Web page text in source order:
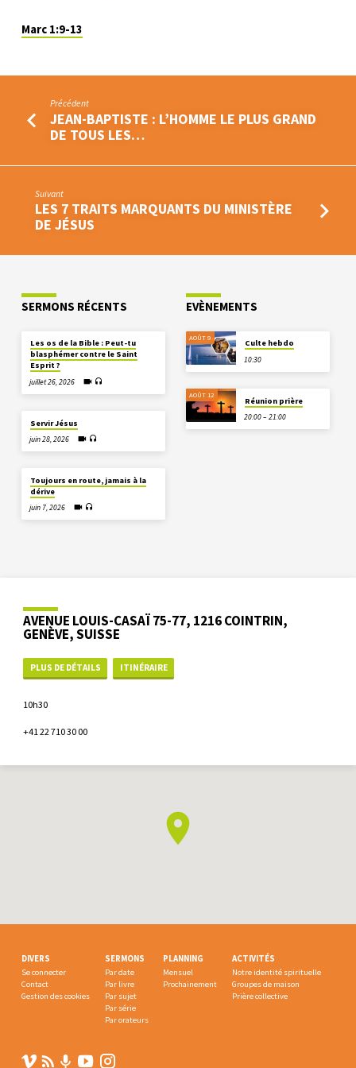
Marc 1:9-13
Précédent
JEAN-BAPTISTE : L’HOMME LE PLUS GRAND
DE TOUS LES…
Suivant
LES 7 TRAITS MARQUANTS DU MINISTÈRE
DE JÉSUS
SERMONS RÉCENTS
Les os de la Bible : Peut-tu
blasphémer contre le Saint
Esprit ?
juillet 26, 2026
Servir Jésus
juin 28, 2026
Toujours en route, jamais à la
dérive
juin 7, 2026
EVÈNEMENTS
AOÛT 9
Culte hebdo
10:30
AOÛT 12
Réunion prière
20:00 – 21:00
AVENUE LOUIS-CASAÏ 75-77, 1216 COINTRIN,
GENÈVE, SUISSE
PLUS DE DÉTAILS ITINÉRAIRE
10h30
+41 22 710 30 00
DIVERS
Se connecter
Contact
Gestion des cookies
SERMONS
Par date
Par livre
Par sujet
Par série
Par orateurs
PLANNING
Mensuel
Prochainement
ACTIVITÉS
Notre identité spirituelle
Groupes de maison
Prière collective